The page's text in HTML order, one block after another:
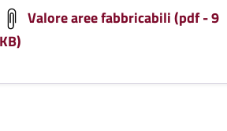
Valore aree fabbricabili (pdf - 9